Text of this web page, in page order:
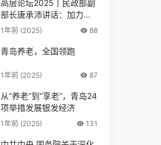
高层论坛2025丨民政部副
部长唐承沛讲话：加力推
动银发经济提质扩容
1年前 (2025) 88
青岛养老，全国领跑
1年前 (2025) 87
从“养老”到“享老”，青岛24
项举措发展银发经济
1年前 (2025) 131